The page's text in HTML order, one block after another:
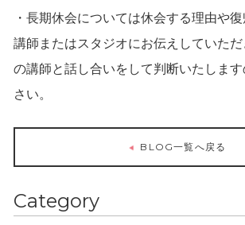
・長期休会については休会する理由や
講師またはスタジオにお伝えしていた
の講師と話し合いをして判断いたしま
さい。
BLOG一覧へ戻る
Category